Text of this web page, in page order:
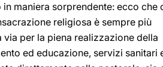
maniera sorprendente: ecco che
religiosa è sempre più
per la piena realizzazione della
ed educazione, servizi sanitari